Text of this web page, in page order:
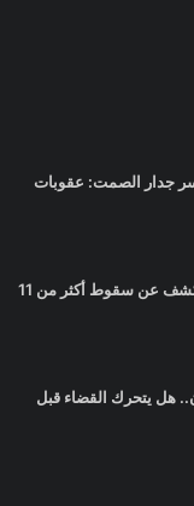
جدار الصمت: عقوبات
مجزرة في الجنوب: مصادر تكشف عن سقوط أكثر من 11
هل يتحرك القضاء قبل